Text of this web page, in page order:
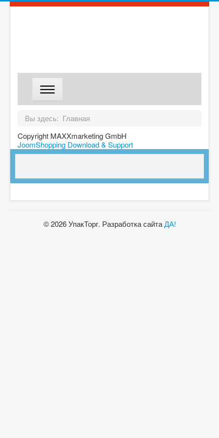
ДОСТАВКА
КОНТАКТЫ
Вы здесь: Главная
Copyright MAXXmarketing GmbH
JoomShopping Download & Support
© 2026 УпакТорг. Разработка сайтаДА!